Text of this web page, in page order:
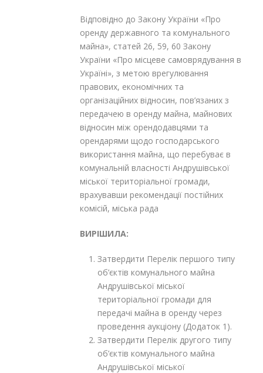
Відповідно до Закону України «Про
оренду державного та комунального
майна», статей 26, 59, 60 Закону
України «Про місцеве самоврядування в
Україні», з метою врегулювання
правових, економічних та
організаційних відносин, пов’язаних з
передачею в оренду майна, майнових
відносин між орендодавцями та
орендарями щодо господарського
використання майна, що перебуває в
комунальній власності Андрушівської
міської територіальної громади,
врахувавши рекомендації постійних
комісій, міська рада
ВИРІШИЛА:
Затвердити Перелік першого типу
об’єктів комунального майна
Андрушівської міської
територіальної громади для
передачі майна в оренду через
проведення аукціону (Додаток 1).
Затвердити Перелік другого типу
об’єктів комунального майна
Андрушівської міської